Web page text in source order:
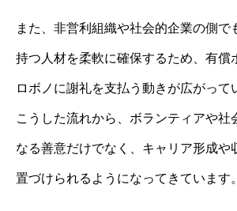
また、非営利組織や社会的企業の側で
持つ人材を柔軟に確保するため、有償
ロボノに謝礼を支払う動きが広がって
こうした流れから、ボランティアや社
なる善意だけでなく、キャリア形成や
置づけられるようになってきています。